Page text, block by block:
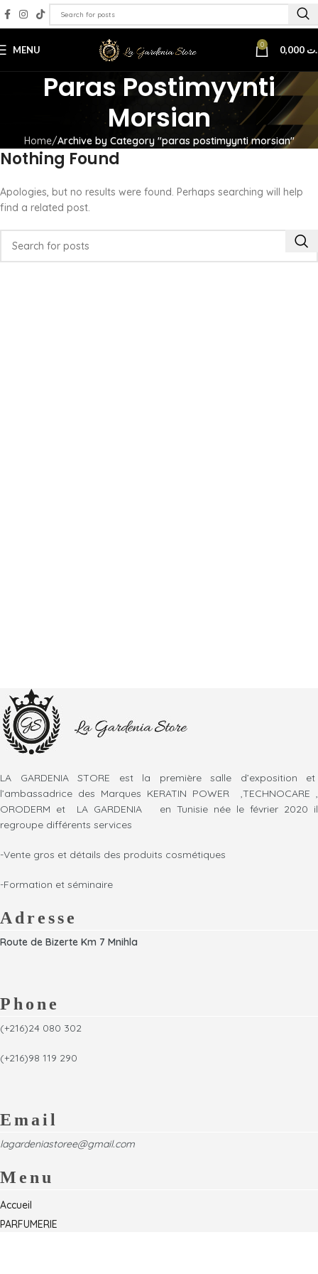
MENU 0
Paras Postimyynti
Morsian
Home Archive by Category "paras postimyynti morsian"
Nothing Found
Apologies, but no results were found. Perhaps searching will help
find a related post.
LA GARDENIA STORE est la première salle d’exposition et
l’ambassadrice des Marques KERATIN POWER ,TECHNOCARE ,
ORODERM et LA GARDENIA en Tunisie née le février 2020 il
regroupe différents services
-Vente gros et détails des produits cosmétiques
-Formation et séminaire
Adresse
Route de Bizerte Km 7 Mnihla
Phone
(+216)24 080 302
(+216)98 119 290
Email
lagardeniastoree@gmail.com
Menu
Accueil
PARFUMERIE